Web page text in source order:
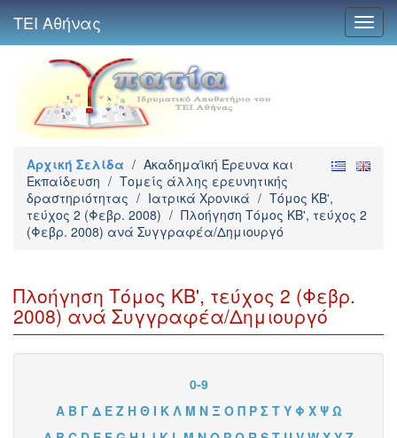
ΤΕΙ Αθήνας
Αρχική Σελίδα / Ακαδημαϊκή Έρευνα και
Εκπαίδευση / Τομείς άλλης ερευνητικής
δραστηριότητας / Ιατρικά Χρονικά / Τόμος ΚΒ',
τεύχος 2 (Φεβρ. 2008) / Πλοήγηση Τόμος ΚΒ', τεύχος 2
(Φεβρ. 2008) ανά Συγγραφέα/Δημιουργό
Πλοήγηση Τόμος ΚΒ', τεύχος 2 (Φεβρ.
2008) ανά Συγγραφέα/Δημιουργό
0-9
Α Β Γ Δ Ε Ζ Η Θ Ι Κ Λ Μ Ν Ξ Ο Π Ρ Σ Τ Υ Φ Χ Ψ Ω